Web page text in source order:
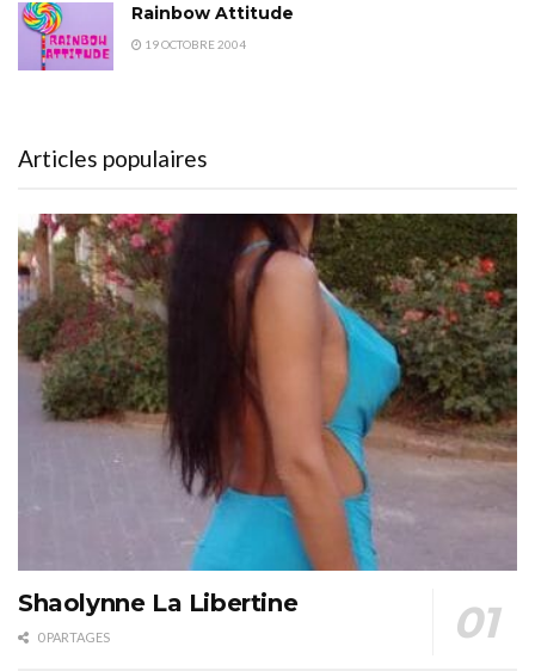
Rainbow Attitude
19 OCTOBRE 2004
Articles populaires
Shaolynne La Libertine
0 PARTAGES